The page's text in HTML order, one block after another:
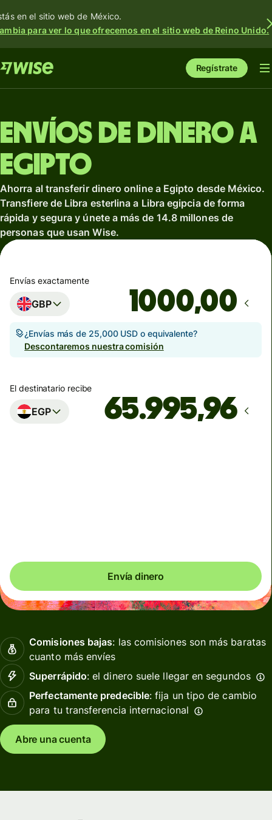
en el sitio web de México.
para ver lo que ofrecemos en el sitio web de Reino Unido.
Regístrate
Envíos de dinero a
Egipto
Ahorra al transferir dinero online a Egipto desde México.
Transfiere de Libra esterlina a Libra egipcia de forma
rápida y segura y únete a más de 14.8 millones de
personas que usan Wise.
Envías exactamente
GBP ,00
¿Envías más de 25,000 USD o equivalente?
Descontaremos nuestra comisión
El destinatario recibe
EGP
Envía dinero
Comisiones bajas: las comisiones son más baratas
cuanto más envíes
Superrápido: el dinero suele llegar en segundos
Perfectamente predecible: fija un tipo de cambio
para tu transferencia internacional
Abre una cuenta